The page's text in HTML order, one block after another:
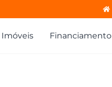
Imóveis Financiamento